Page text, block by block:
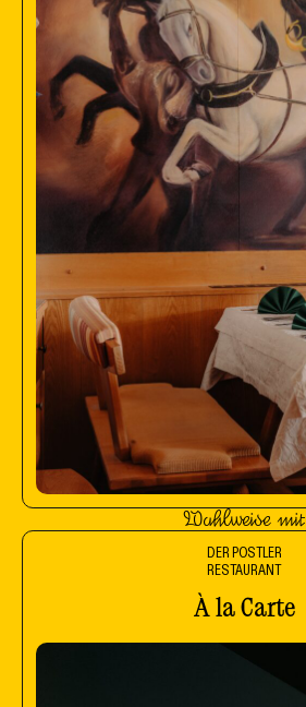
Wahlweise mit
DER POSTLER
RESTAURANT
À la Carte